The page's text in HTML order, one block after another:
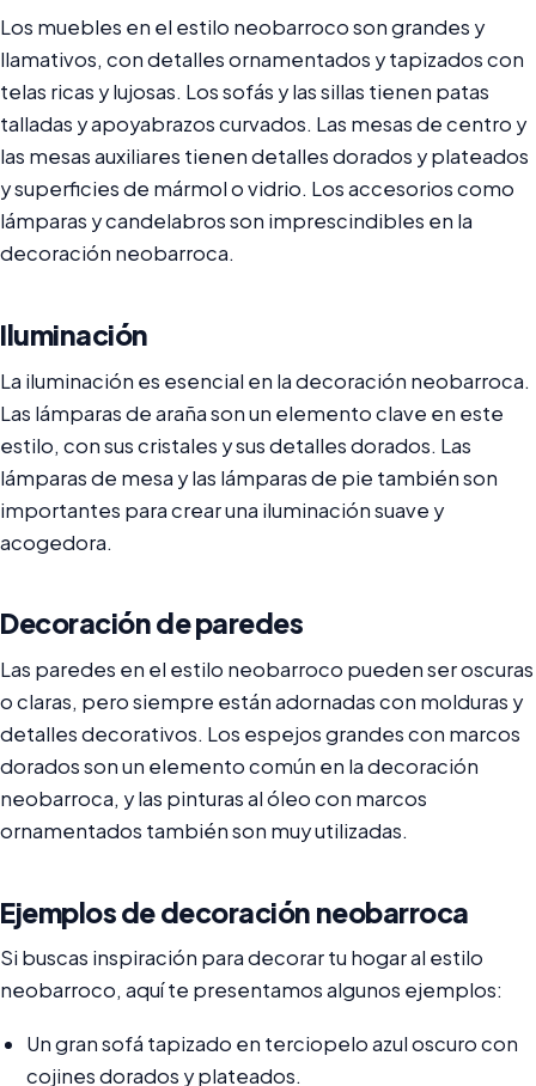
Los muebles en el estilo neobarroco son grandes y
llamativos, con detalles ornamentados y tapizados con
telas ricas y lujosas. Los sofás y las sillas tienen patas
talladas y apoyabrazos curvados. Las mesas de centro y
las mesas auxiliares tienen detalles dorados y plateados
y superficies de mármol o vidrio. Los accesorios como
lámparas y candelabros son imprescindibles en la
decoración neobarroca.
Iluminación
La iluminación es esencial en la decoración neobarroca.
Las lámparas de araña son un elemento clave en este
estilo, con sus cristales y sus detalles dorados. Las
lámparas de mesa y las lámparas de pie también son
importantes para crear una iluminación suave y
acogedora.
Decoración de paredes
Las paredes en el estilo neobarroco pueden ser oscuras
o claras, pero siempre están adornadas con molduras y
detalles decorativos. Los espejos grandes con marcos
dorados son un elemento común en la decoración
neobarroca, y las pinturas al óleo con marcos
ornamentados también son muy utilizadas.
Ejemplos de decoración neobarroca
Si buscas inspiración para decorar tu hogar al estilo
neobarroco, aquí te presentamos algunos ejemplos:
Un gran sofá tapizado en terciopelo azul oscuro con
cojines dorados y plateados.